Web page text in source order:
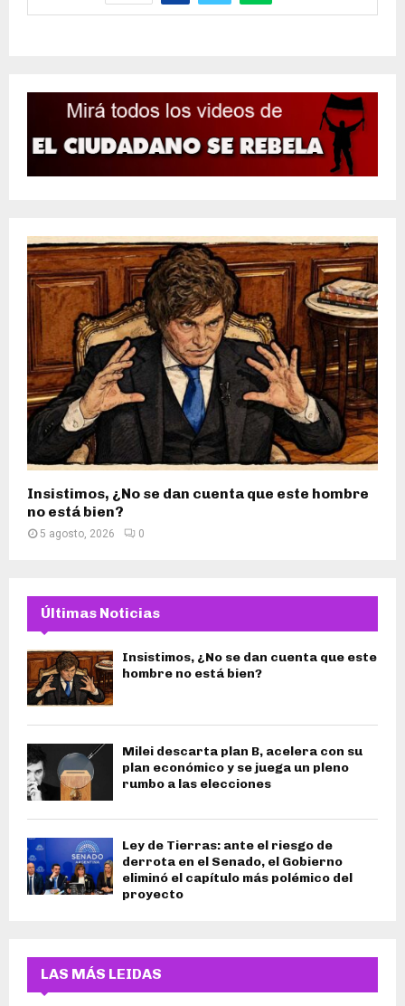
Insistimos, ¿No se dan cuenta que este hombre
no está bien?
5 agosto, 2026 0
Últimas Noticias
Insistimos, ¿No se dan cuenta que este
hombre no está bien?
Milei descarta plan B, acelera con su
plan económico y se juega un pleno
rumbo a las elecciones
Ley de Tierras: ante el riesgo de
derrota en el Senado, el Gobierno
eliminó el capítulo más polémico del
proyecto
LAS MÁS LEIDAS